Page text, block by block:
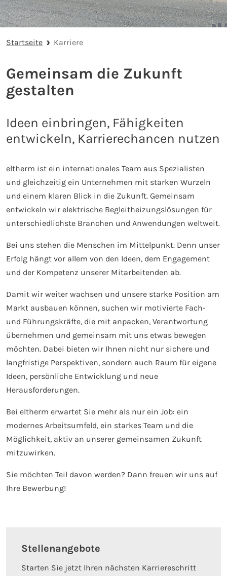
Startseite Karriere
Gemeinsam die Zukunft
gestalten
Ideen einbringen, Fähigkeiten
entwickeln, Karrierechancen nutzen
eltherm ist ein internationales Team aus Spezialisten
und gleichzeitig ein Unternehmen mit starken Wurzeln
und einem klaren Blick in die Zukunft. Gemeinsam
entwickeln wir elektrische Begleitheizungslösungen für
unterschiedlichste Branchen und Anwendungen weltweit.
Bei uns stehen die Menschen im Mittelpunkt. Denn unser
Erfolg hängt vor allem von den Ideen, dem Engagement
und der Kompetenz unserer Mitarbeitenden ab.
Damit wir weiter wachsen und unsere starke Position am
Markt ausbauen können, suchen wir motivierte Fach-
und Führungskräfte, die mit anpacken, Verantwortung
übernehmen und gemeinsam mit uns etwas bewegen
möchten. Dabei bieten wir Ihnen nicht nur sichere und
langfristige Perspektiven, sondern auch Raum für eigene
Ideen, persönliche Entwicklung und neue
Herausforderungen.
Bei eltherm erwartet Sie mehr als nur ein Job: ein
modernes Arbeitsumfeld, ein starkes Team und die
Möglichkeit, aktiv an unserer gemeinsamen Zukunft
mitzuwirken.
Sie möchten Teil davon werden? Dann freuen wir uns auf
Ihre Bewerbung!
Stellenangebote
Starten Sie jetzt Ihren nächsten Karriereschritt